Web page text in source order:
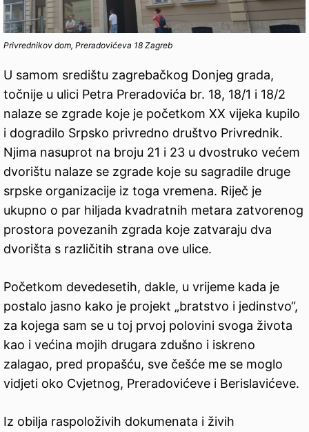
Privrednikov dom, Preradovićeva 18 Zagreb
U samom središtu zagrebačkog Donjeg grada,
točnije u ulici Petra Preradovića br. 18, 18/1 i 18/2
nalaze se zgrade koje je početkom XX vijeka kupilo
i dogradilo Srpsko privredno društvo Privrednik.
Njima nasuprot na broju 21 i 23 u dvostruko većem
dvorištu nalaze se zgrade koje su sagradile druge
srpske organizacije iz toga vremena. Riječ je
ukupno o par hiljada kvadratnih metara zatvorenog
prostora povezanih zgrada koje zatvaraju dva
dvorišta s različitih strana ove ulice.
Početkom devedesetih, dakle, u vrijeme kada je
postalo jasno kako je projekt „bratstvo i jedinstvo“,
za kojega sam se u toj prvoj polovini svoga života
kao i većina mojih drugara zdušno i iskreno
zalagao, pred propašću, sve češće me se moglo
vidjeti oko Cvjetnog, Preradovićeve i Berislavićeve.
Iz obilja raspoloživih dokumenata i živih